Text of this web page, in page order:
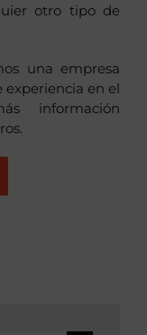
otro tipo de
una empresa
experiencia en el
información